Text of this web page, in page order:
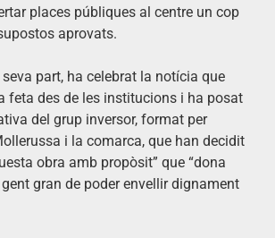
places públiques al centre un cop
aprovats.
seva part, ha celebrat la notícia que
feta des de les institucions i ha posat
del grup inversor, format per
i la comarca, que han decidit
obra amb propòsit” que “dona
gran de poder envellir dignament